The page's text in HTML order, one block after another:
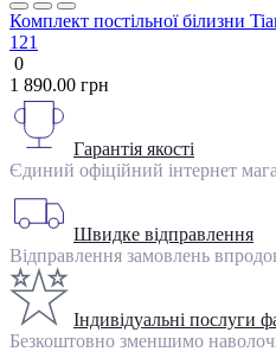
Комплект постільної білизни
121
0
1 890.00 грн
Гарантія якості
Єдиний офіційний інтернет
Швидке відправлення
Відправлення замовлень
Індивідуальні послуги
Безкоштовно зменшимо